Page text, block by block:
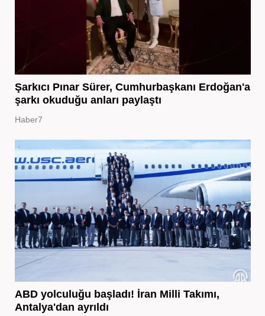
Şarkıcı Pınar Sürer, Cumhurbaşkanı Erdoğan'a
şarkı okuduğu anları paylaştı
Haber7
ABD yolculuğu başladı! İran Milli Takımı,
Antalya'dan ayrıldı